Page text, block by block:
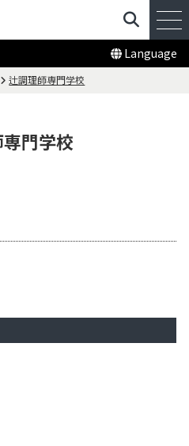
Language
辻調理師専門学校
門学校